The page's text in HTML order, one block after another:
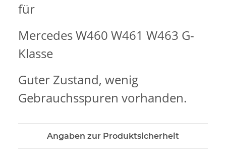
für
Mercedes W460 W461 W463 G-
Klasse
Guter Zustand, wenig
Gebrauchsspuren vorhanden.
Angaben zur Produktsicherheit